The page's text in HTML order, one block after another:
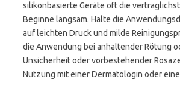
silikonbasierte Geräte oft die
Beginne langsam. Halte die
auf leichten Druck und milde
die Anwendung bei anhaltender Rötung
Unsicherheit oder vorbestehender
Nutzung mit einer Dermatologin oder